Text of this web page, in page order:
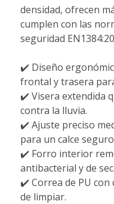
densidad, ofrecen
cumplen con las
seguridad
✔️ Diseño
frontal y trasera
✔️ Visera extendida
contra la lluvia.
✔️ Ajuste preciso
para un calce
✔️ Forro interior
antibacterial y de
✔️ Correa de PU con
de limpiar.